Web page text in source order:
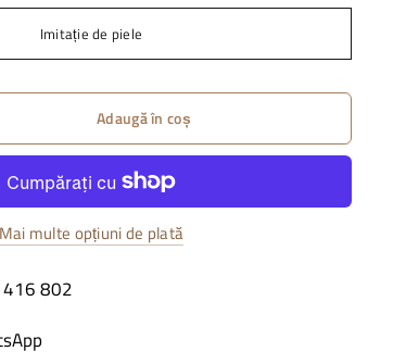
Imitație de piele
Adaugă în coș
Mai multe opțiuni de plată
416 802